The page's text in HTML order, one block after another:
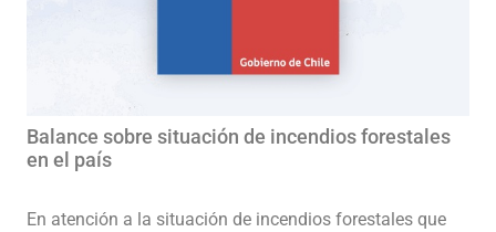
Balance sobre situación de incendios forestales
en el país
En atención a la situación de incendios forestales que